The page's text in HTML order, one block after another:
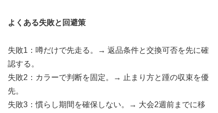
よくある失敗と回避策
失敗1：噂だけで先走る。→ 返品条件と交換可否を先に確
認する。
失敗2：カラーで判断を固定。→ 止まり方と踵の収束を優
先。
失敗3：慣らし期間を確保しない。→ 大会2週前までに移